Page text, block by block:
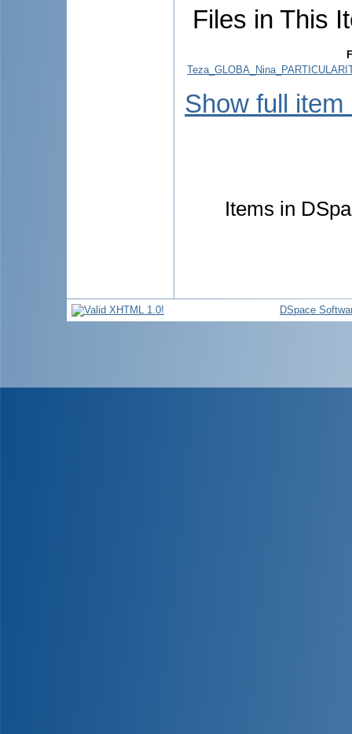
Files in This
Show full item
Items in
DSpace